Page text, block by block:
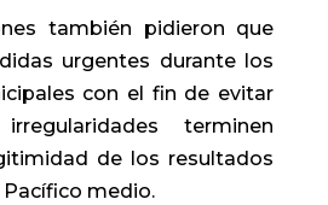
también pidieron que
urgentes durante los
con el fin de evitar
terminen
de los resultados
medio.